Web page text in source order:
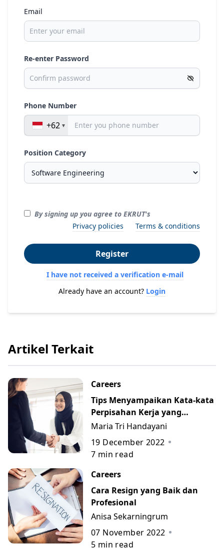
Email
Re-enter Password
Phone Number
+62
Position Category
By signing up you agree to EKRUT's
Privacy policies
Terms & conditions
Register
I have not received a verification e-mail
Already have an account? Login
Artikel Terkait
Careers
Tips Menyampaikan Kata-kata
Perpisahan Kerja yang
Berkesan beserta Contohnya
Maria Tri Handayani
19 December 2022
7 min read
Careers
Cara Resign yang Baik dan
Profesional
Anisa Sekarningrum
07 November 2022
5 min read